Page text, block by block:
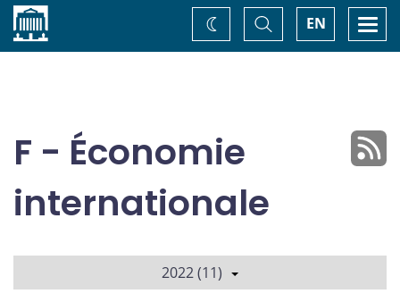
Accueil EN
Basculer
la
recherche
Changez
de
F - Économie
internationale
2022 (11)